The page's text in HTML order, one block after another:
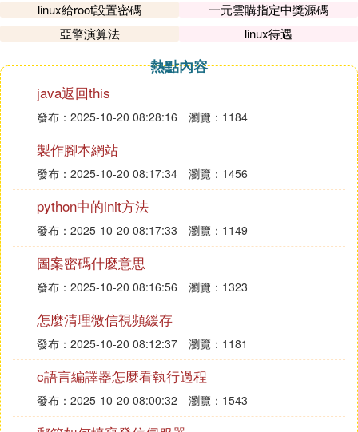
linux給root設置密碼
一元雲購指定中獎源碼
亞擎演算法
linux待遇
熱點內容
java返回this
發布：2025-10-20 08:28:16 瀏覽：1184
製作腳本網站
發布：2025-10-20 08:17:34 瀏覽：1456
python中的init方法
發布：2025-10-20 08:17:33 瀏覽：1149
圖案密碼什麼意思
發布：2025-10-20 08:16:56 瀏覽：1323
怎麼清理微信視頻緩存
發布：2025-10-20 08:12:37 瀏覽：1181
c語言編譯器怎麼看執行過程
發布：2025-10-20 08:00:32 瀏覽：1543